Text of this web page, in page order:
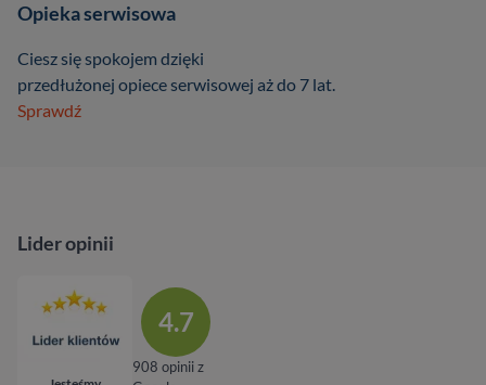
Opieka serwisowa
Ciesz się spokojem dzięki
przedłużonej opiece serwisowej aż do 7 lat.
Sprawdź
Lider opinii
4.7
908 opinii z